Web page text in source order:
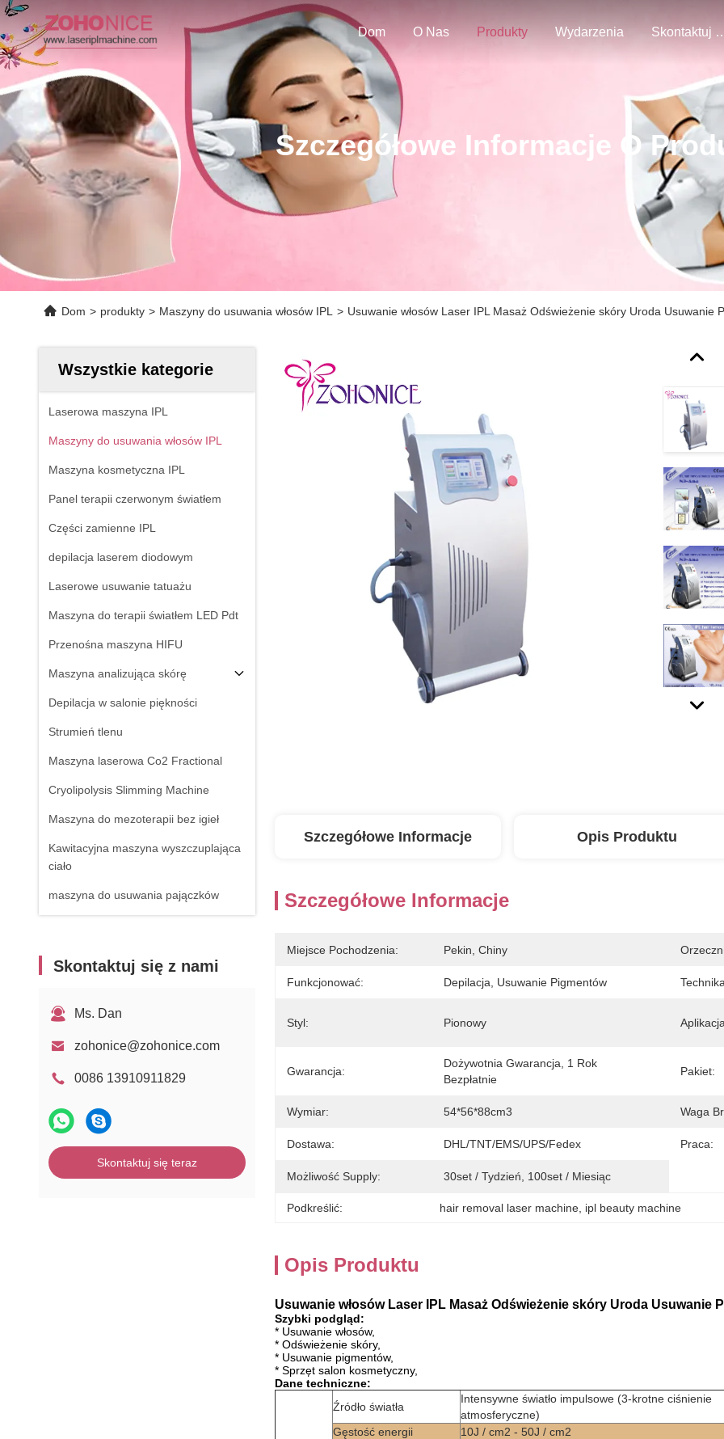
Dom O Nas Produkty Wydarzenia Skontaktuj
Szczegółowe Informacje O
Dom > produkty > Maszyny do usuwania włosów IPL > Usuwanie włosów Laser IPL Masaż Odświeżenie skóry Uroda Usuwanie
Wszystkie kategorie
Laserowa maszyna IPL
Maszyny do usuwania włosów IPL
Maszyna kosmetyczna IPL
Panel terapii czerwonym światłem
Części zamienne IPL
depilacja laserem diodowym
Laserowe usuwanie tatuażu
Maszyna do terapii światłem LED Pdt
Przenośna maszyna HIFU
Maszyna analizująca skórę
Depilacja w salonie piękności
Strumień tlenu
Maszyna laserowa Co2 Fractional
Cryolipolysis Slimming Machine
Maszyna do mezoterapii bez igieł
Kawitacyjna maszyna wyszczuplająca
ciało
maszyna do usuwania pajączków
Skontaktuj się z nami
Ms. Dan
zohonice@zohonice.com
0086 13910911829
Skontaktuj się teraz
Szczegółowe Informacje Opis Produktu
Szczegółowe Informacje
Miejsce Pochodzenia: Pekin, Chiny
Funkcjonować: Depilacja, Usuwanie Pigmentów
Styl: Pionowy
Gwarancja:
Dożywotnia Gwarancja, 1 Rok
Bezpłatnie
Pakiet:
Wymiar: 54*56*88cm3 Waga
Dostawa: DHL/TNT/EMS/UPS/Fedex Praca:
Możliwość Supply: 30set / Tydzień, 100set / Miesiąc
Podkreślić: hair removal laser machine ipl beauty machine
Opis Produktu
Usuwanie włosów Laser IPL Masaż Odświeżenie skóry Uroda Usuwanie
Szybki podgląd:
* Usuwanie włosów,
* Odświeżenie skóry,
* Usuwanie pigmentów,
* Sprzęt salon kosmetyczny,
Dane techniczne:
Źródło światła
Intensywne światło impulsowe (3-krotne ciśnienie
atmosferyczne)
Gęstość energii
10J / cm2 - 50J / cm2